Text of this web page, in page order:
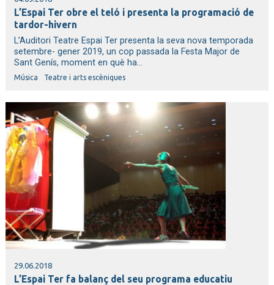
L’Espai Ter obre el teló i presenta la programació de
tardor-hivern
L’Auditori Teatre Espai Ter presenta la seva nova temporada
setembre- gener 2019, un cop passada la Festa Major de
Sant Genís, moment en què ha...
Música Teatre i arts escèniques
29.06.2018
L’Espai Ter fa balanç del seu programa educatiu